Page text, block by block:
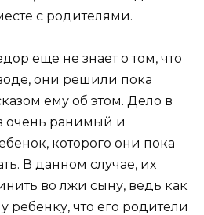
с родителями.
еще не знает о том, что
они решили пока
ему об этом. Дело в
очень ранимый и
которого они пока
В данном случае, их
во лжи сыну, ведь как
ребенку, что его родители